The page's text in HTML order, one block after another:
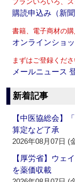
プランいろいろ、
購読申込み（新聞
書籍、電子商材の
オンラインショ
まずはご登録くだ
メールニュース
新着記事
【中医協総会】
算定など了承
2026年08月07日 (
【厚労省】ウェ
を薬価収載